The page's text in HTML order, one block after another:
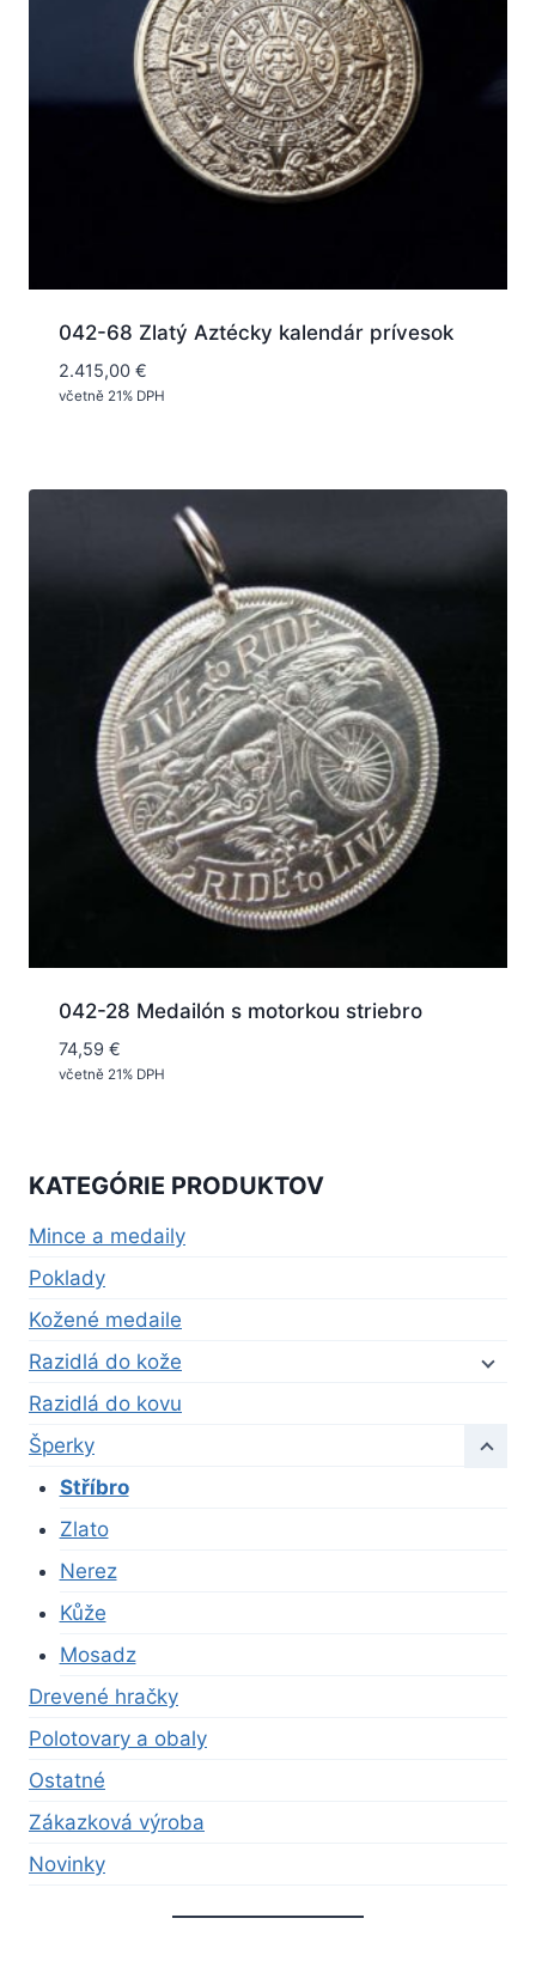
042-68 Zlatý Aztécky kalendár prívesok
2.415,00 €
včetně 21% DPH
042-28 Medailón s motorkou striebro
74,59 €
včetně 21% DPH
KATEGÓRIE PRODUKTOV
Mince a medaily
Poklady
Kožené medaile
Razidlá do kože
Razidlá do kovu
Šperky
Stříbro
Zlato
Nerez
Kůže
Mosadz
Drevené hračky
Polotovary a obaly
Ostatné
Zákazková výroba
Novinky